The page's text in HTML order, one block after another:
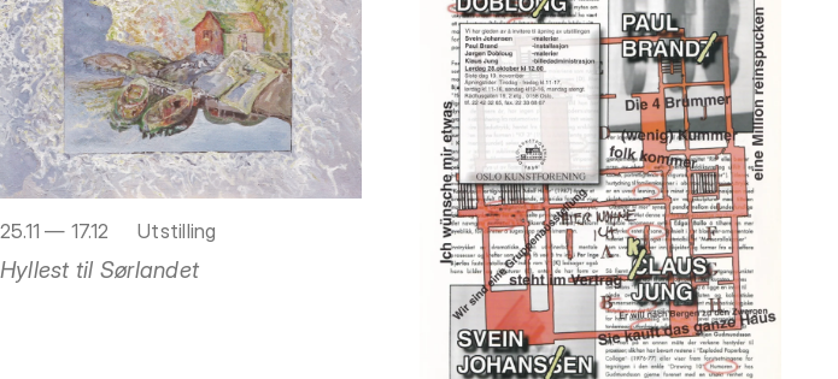
25.11 — 17.12 Utstilling
Hyllest til Sørlandet